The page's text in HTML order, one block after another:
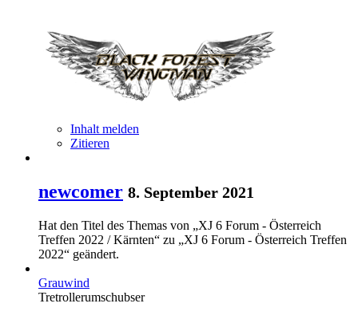
Inhalt melden
Zitieren
newcomer 8. September 2021
Hat den Titel des Themas von „XJ 6 Forum - Österreich
Treffen 2022 / Kärnten“ zu „XJ 6 Forum - Österreich Treffen
2022“ geändert.
Grauwind
Tretrollerumschubser